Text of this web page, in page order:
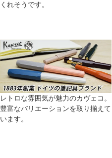
くれそうです。
レトロな雰囲気が魅力のカヴェコ。
豊富なバリエーションを取り揃えて
います。